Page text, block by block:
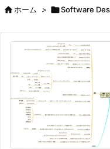
ホーム > Software